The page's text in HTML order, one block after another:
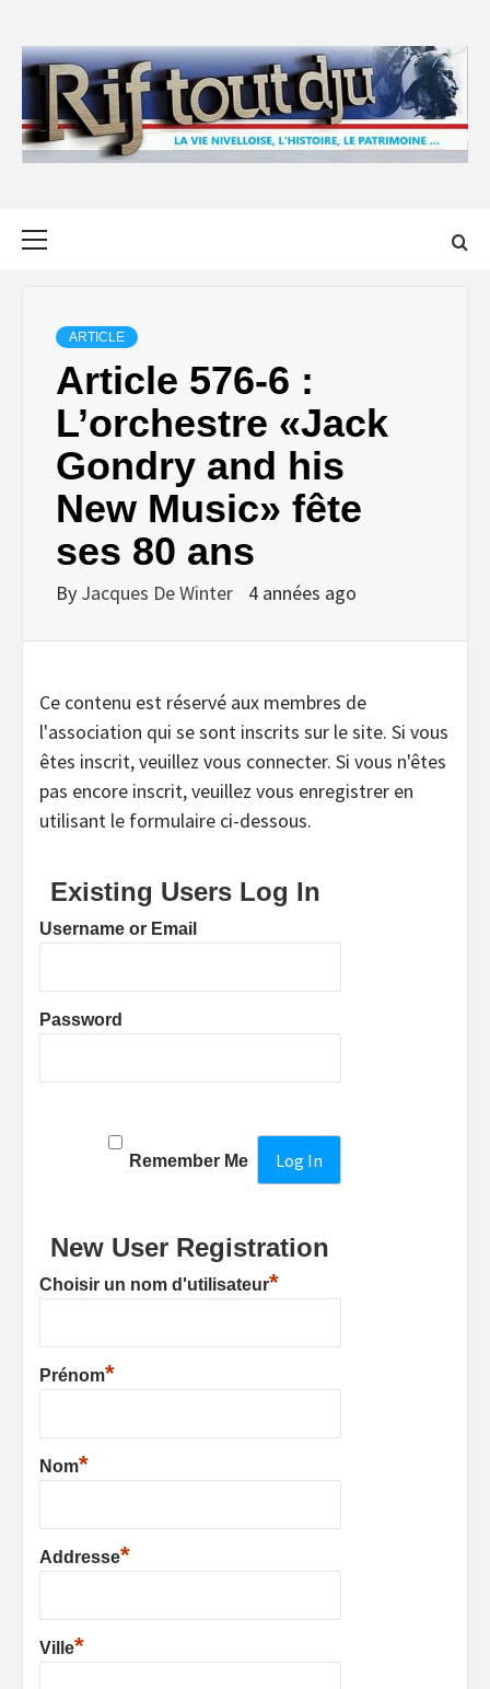
content
ARTICLE
Article 576-6 :
L’orchestre «Jack
Gondry and his
New Music» fête
ses 80 ans
By Jacques De Winter 4 années ago
Ce contenu est réservé aux membres de
l'association qui se sont inscrits sur le site. Si vous
êtes inscrit, veuillez vous connecter. Si vous n'êtes
pas encore inscrit, veuillez vous enregistrer en
utilisant le formulaire ci-dessous.
Existing Users Log In
Username or Email
Password
Remember Me
New User Registration
Choisir un nom d'utilisateur*
Prénom*
Nom*
Addresse*
Ville*